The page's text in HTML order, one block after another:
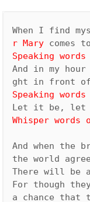
When I find
r Mary
Speaking
And in my
And when the
the world agree
There will be
For though
a chance that